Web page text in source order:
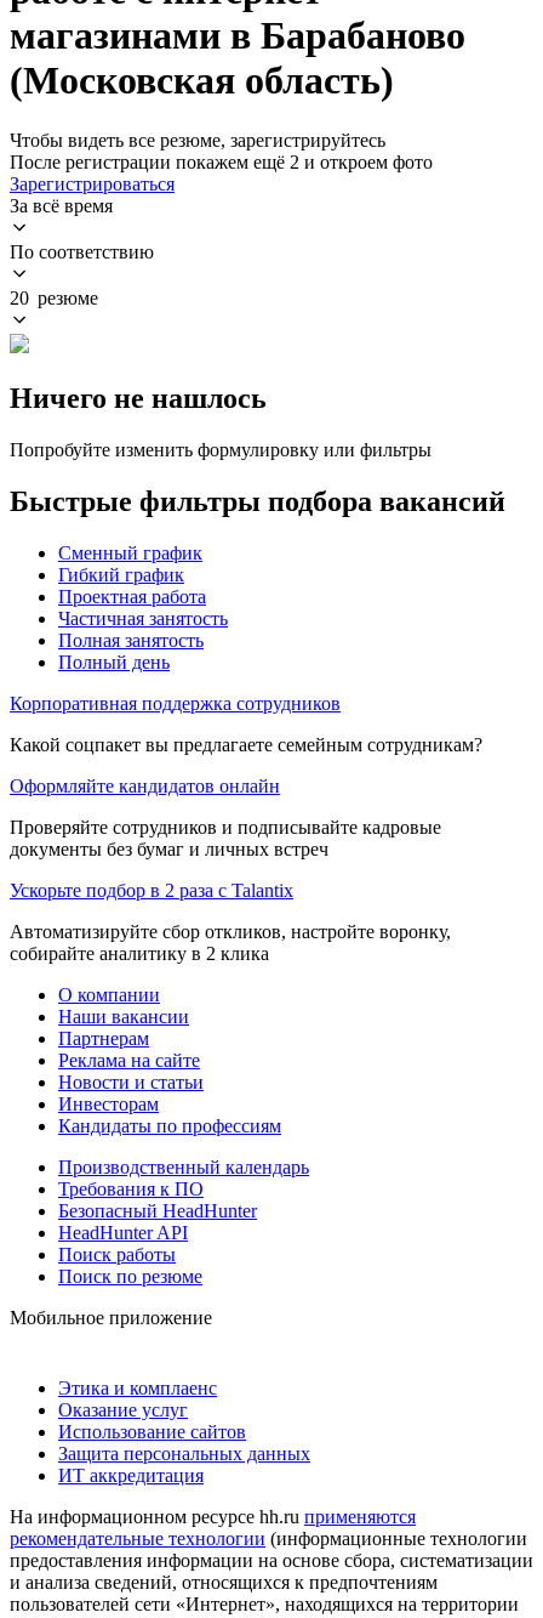
магазинами в Барабаново
(Московская область)
Чтобы видеть все резюме, зарегистрируйтесь
После регистрации покажем ещё 2 и откроем фото
Зарегистрироваться
За всё время
По соответствию
20 резюме
Ничего не нашлось
Попробуйте изменить формулировку или фильтры
Быстрые фильтры подбора вакансий
Сменный график
Гибкий график
Проектная работа
Частичная занятость
Полная занятость
Полный день
Корпоративная поддержка сотрудников
Какой соцпакет вы предлагаете семейным сотрудникам?
Оформляйте кандидатов онлайн
Проверяйте сотрудников и подписывайте кадровые
документы без бумаг и личных встреч
Ускорьте подбор в 2 раза с Talantix
Автоматизируйте сбор откликов, настройте воронку,
собирайте аналитику в 2 клика
О компании
Наши вакансии
Партнерам
Реклама на сайте
Новости и статьи
Инвесторам
Кандидаты по профессиям
Производственный календарь
Требования к ПО
Безопасный HeadHunter
HeadHunter API
Поиск работы
Поиск по резюме
Мобильное приложение
Этика и комплаенс
Оказание услуг
Использование сайтов
Защита персональных данных
ИТ аккредитация
На информационном ресурсе hh.ru применяются
рекомендательные технологии (информационные технологии
предоставления информации на основе сбора, систематизации
и анализа сведений, относящихся к предпочтениям
пользователей сети «Интернет», находящихся на территории